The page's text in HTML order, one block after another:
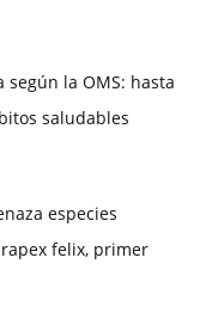
según la OMS: hasta
saludables
especies
felix, primer